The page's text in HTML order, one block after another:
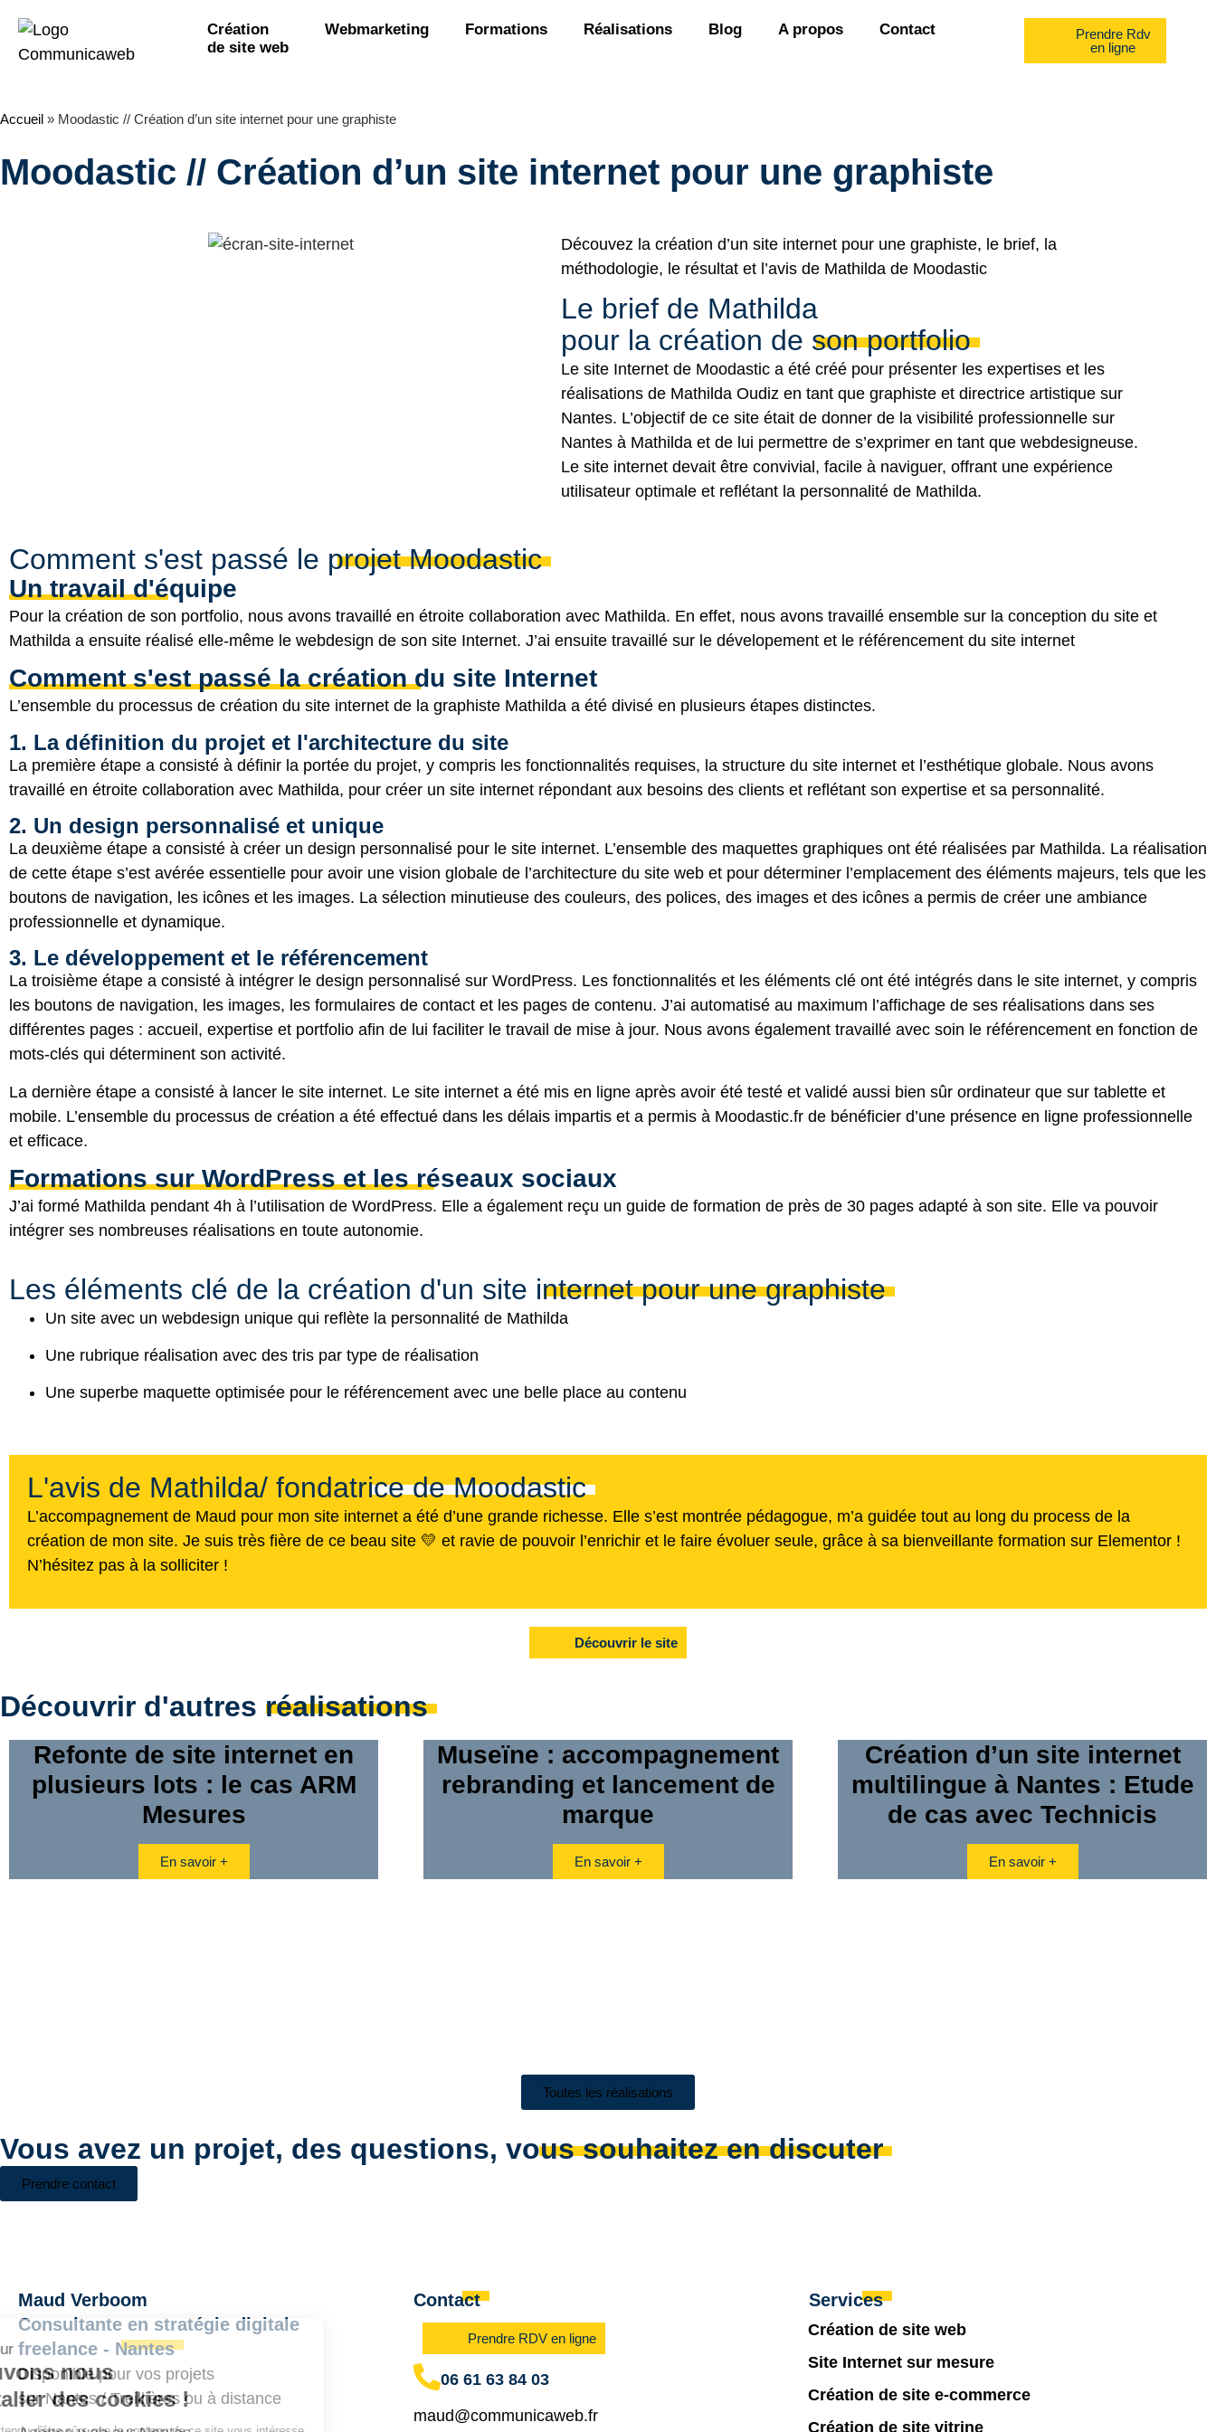
Création
de site web
Webmarketing Formations Réalisations Blog A propos Contact
Prendre Rdv
en ligne
Accueil » Moodastic // Création d’un site internet pour une graphiste
Moodastic // Création d’un site internet pour une graphiste
Découvez la création d’un site internet pour une graphiste, le brief, la
méthodologie, le résultat et l’avis de Mathilda de Moodastic
Le brief de Mathilda
pour la création de son portfolio
Le site Internet de Moodastic a été créé pour présenter les expertises et les
réalisations de Mathilda Oudiz en tant que graphiste et directrice artistique sur
Nantes. L’objectif de ce site était de donner de la visibilité professionnelle sur
Nantes à Mathilda et de lui permettre de s’exprimer en tant que webdesigneuse.
Le site internet devait être convivial, facile à naviguer, offrant une expérience
utilisateur optimale et reflétant la personnalité de Mathilda.
Comment s'est passé le projet Moodastic
Un travail d'équipe
Pour la création de son portfolio, nous avons travaillé en étroite collaboration avec Mathilda. En effet, nous avons travaillé ensemble sur la conception du site et
Mathilda a ensuite réalisé elle-même le webdesign de son site Internet. J’ai ensuite travaillé sur le dévelopement et le référencement du site internet
Comment s'est passé la création du site Internet
L’ensemble du processus de création du site internet de la graphiste Mathilda a été divisé en plusieurs étapes distinctes.
1. La définition du projet et l'architecture du site
La première étape a consisté à définir la portée du projet, y compris les fonctionnalités requises, la structure du site internet et l’esthétique globale. Nous avons
travaillé en étroite collaboration avec Mathilda, pour créer un site internet répondant aux besoins des clients et reflétant son expertise et sa personnalité.
2. Un design personnalisé et unique
La deuxième étape a consisté à créer un design personnalisé pour le site internet. L’ensemble des maquettes graphiques ont été réalisées par Mathilda. La réalisation
de cette étape s’est avérée essentielle pour avoir une vision globale de l’architecture du site web et pour déterminer l’emplacement des éléments majeurs, tels que les
boutons de navigation, les icônes et les images. La sélection minutieuse des couleurs, des polices, des images et des icônes a permis de créer une ambiance
professionnelle et dynamique.
3. Le développement et le référencement
La troisième étape a consisté à intégrer le design personnalisé sur WordPress. Les fonctionnalités et les éléments clé ont été intégrés dans le site internet, y compris
les boutons de navigation, les images, les formulaires de contact et les pages de contenu. J’ai automatisé au maximum l’affichage de ses réalisations dans ses
différentes pages : accueil, expertise et portfolio afin de lui faciliter le travail de mise à jour. Nous avons également travaillé avec soin le référencement en fonction de
mots-clés qui déterminent son activité.
La dernière étape a consisté à lancer le site internet. Le site internet a été mis en ligne après avoir été testé et validé aussi bien sûr ordinateur que sur tablette et
mobile. L’ensemble du processus de création a été effectué dans les délais impartis et a permis à Moodastic.fr de bénéficier d’une présence en ligne professionnelle
et efficace.
Formations sur WordPress et les réseaux sociaux
J’ai formé Mathilda pendant 4h à l’utilisation de WordPress. Elle a également reçu un guide de formation de près de 30 pages adapté à son site. Elle va pouvoir
intégrer ses nombreuses réalisations en toute autonomie.
Les éléments clé de la création d'un site internet pour une graphiste
Un site avec un webdesign unique qui reflète la personnalité de Mathilda
Une rubrique réalisation avec des tris par type de réalisation
Une superbe maquette optimisée pour le référencement avec une belle place au contenu
L'avis de Mathilda/ fondatrice de Moodastic
L’accompagnement de Maud pour mon site internet a été d’une grande richesse. Elle s’est montrée pédagogue, m’a guidée tout au long du process de la
création de mon site. Je suis très fière de ce beau site 💛 et ravie de pouvoir l’enrichir et le faire évoluer seule, grâce à sa bienveillante formation sur Elementor !
N’hésitez pas à la solliciter !
Découvrir le site
Découvrir d'autres réalisations
Refonte de site internet en
plusieurs lots : le cas ARM
Mesures
En savoir +
Museïne : accompagnement
rebranding et lancement de
marque
En savoir +
Création d’un site internet
multilingue à Nantes : Etude
de cas avec Technicis
En savoir +
Toutes les réalisations
Vous avez un projet, des questions, vous souhaitez en discuter
Prendre contact
Maud Verboom
Consultante en stratégie digitale
freelance - Nantes
Disponible pour vos projets
surNantes/Treillières ou à distance
Contact
Prendre RDV en ligne
06 61 63 84 03
maud@communicaweb.fr
Services
Création de site web
Site Internet sur mesure
Création de site e-commerce
Création de site vitrine
Bonjour
Pouvons nous
installer des
cookies !